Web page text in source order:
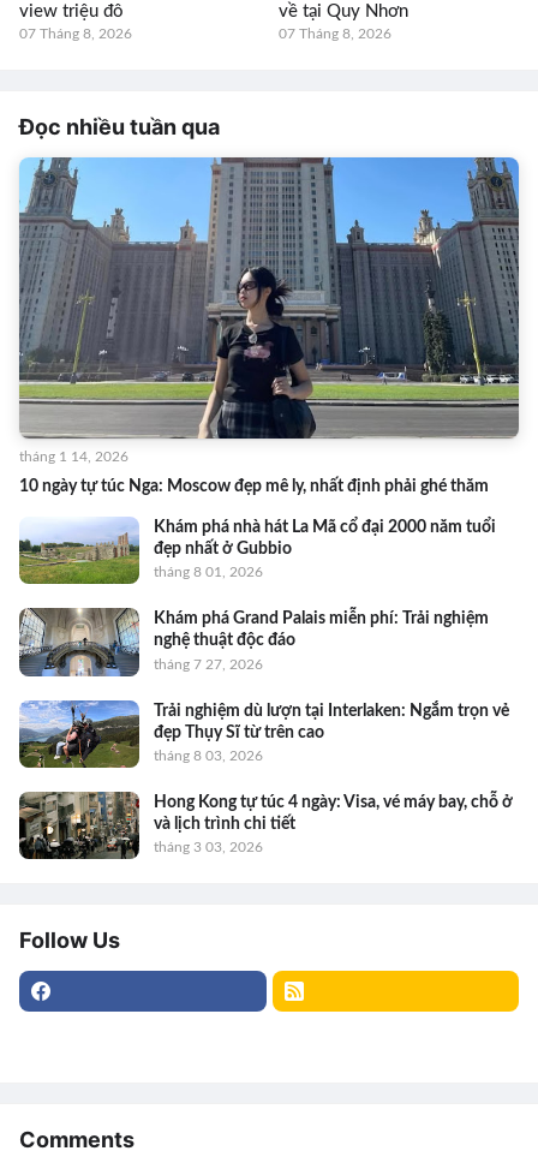
view triệu đô
07 Tháng 8, 2026
về tại Quy Nhơn
07 Tháng 8, 2026
Đọc nhiều tuần qua
10 ngày tự túc Nga: Moscow đẹp mê ly, nhất định phải ghé thăm
tháng 1 14, 2026
Khám phá nhà hát La Mã cổ đại 2000 năm tuổi
đẹp nhất ở Gubbio
tháng 8 01, 2026
Khám phá Grand Palais miễn phí: Trải nghiệm
nghệ thuật độc đáo
tháng 7 27, 2026
Trải nghiệm dù lượn tại Interlaken: Ngắm trọn vẻ
đẹp Thụy Sĩ từ trên cao
tháng 8 03, 2026
Hong Kong tự túc 4 ngày: Visa, vé máy bay, chỗ ở
và lịch trình chi tiết
tháng 3 03, 2026
Follow Us
Comments